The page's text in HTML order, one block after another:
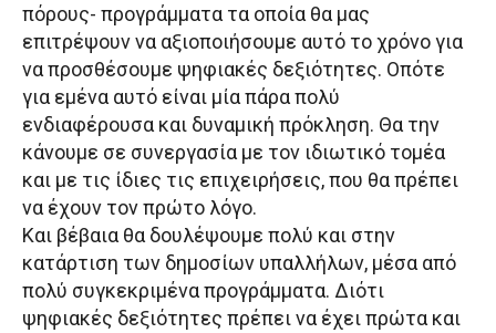
πόρους- προγράμματα τα οποία θα μας
επιτρέψουν να αξιοποιήσουμε αυτό το χρόνο για
να προσθέσουμε ψηφιακές δεξιότητες. Οπότε
για εμένα αυτό είναι μία πάρα πολύ
ενδιαφέρουσα και δυναμική πρόκληση. Θα την
κάνουμε σε συνεργασία με τον ιδιωτικό τομέα
και με τις ίδιες τις επιχειρήσεις, που θα πρέπει
να έχουν τον πρώτο λόγο.
Και βέβαια θα δουλέψουμε πολύ και στην
κατάρτιση των δημοσίων υπαλλήλων, μέσα από
πολύ συγκεκριμένα προγράμματα. Διότι
ψηφιακές δεξιότητες πρέπει να έχει πρώτα και